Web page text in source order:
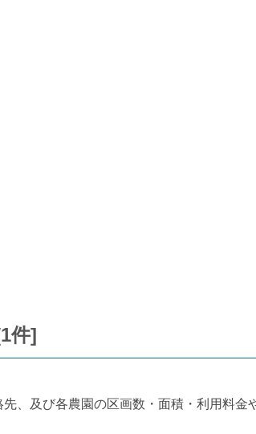
件]
、及び各農園の区画数・面積・利用料金